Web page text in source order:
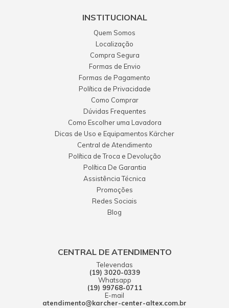
INSTITUCIONAL
Quem Somos
Localização
Compra Segura
Formas de Envio
Formas de Pagamento
Política de Privacidade
Como Comprar
Dúvidas Frequentes
Como Escolher uma Lavadora
Dicas de Uso e Equipamentos Kärcher
Central de Atendimento
Política de Troca e Devolução
Política De Garantia
Assistência Técnica
Promoções
Redes Sociais
Blog
CENTRAL DE ATENDIMENTO
Televendas
(19) 3020-0339
Whatsapp
(19) 99768-0711
E-mail
atendimento@karcher-center-altex.com.br